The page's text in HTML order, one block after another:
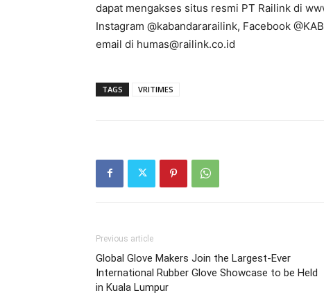
dapat mengakses situs resmi PT Railink di
Instagram @kabandararailink, Facebook
email di humas@railink.co.id
TAGS VRITIMES
Previous article
Global Glove Makers Join the Largest-Ever
International Rubber Glove Showcase to be Held
in Kuala Lumpur